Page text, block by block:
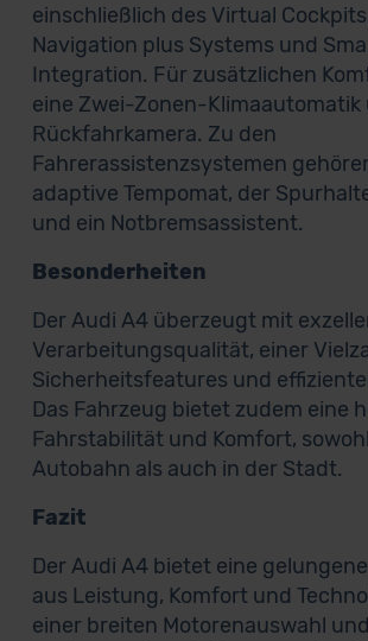
einschließlich des Virtual
Navigation plus Systems und
Integration. Für zusätzlichen
eine Zwei-Zonen-Klimaautomatik
Rückfahrkamera. Zu den
Fahrerassistenzsystemen
adaptive Tempomat, der
und ein Notbremsassistent.
Besonderheiten
Der Audi A4 überzeugt mit
Verarbeitungsqualität, einer
Sicherheitsfeatures und
Das Fahrzeug bietet zudem eine
Fahrstabilität und Komfort,
Autobahn als auch in der Stadt.
Fazit
Der Audi A4 bietet eine
aus Leistung, Komfort und
einer breiten Motorenauswahl